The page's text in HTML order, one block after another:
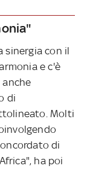
sinergia con il
e c'è
di
Molti
di
ha poi